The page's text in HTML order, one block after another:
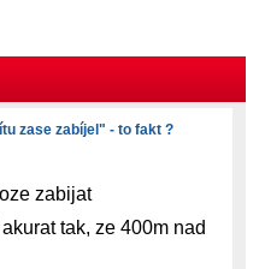
zase zabíjel" - to fakt ?
zabijat
tak, ze 400m nad